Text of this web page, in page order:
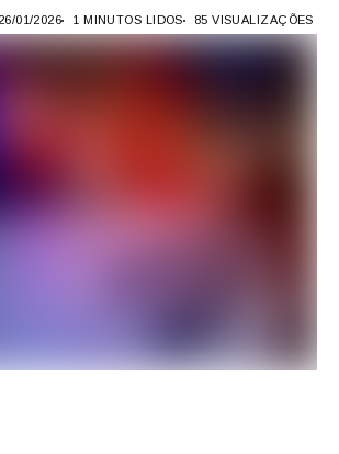
26/01/2026 1 MINUTOS LIDOS 85 VISUALIZAÇÕES